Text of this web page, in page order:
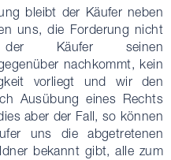
bleibt der Käufer neben
uns, die Forderung nicht
der Käufer seinen
nachkommt, kein
vorliegt und wir den
Ausübung eines Rechts
aber der Fall, so können
uns die abgetretenen
bekannt gibt, alle zum